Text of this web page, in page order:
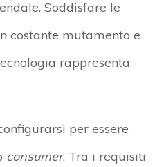
Soddisfare le
costante mutamento e
rappresenta
per essere
consumer. Tra i requisiti